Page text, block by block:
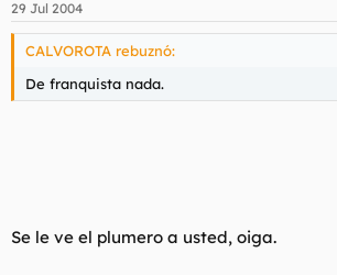
29 Jul 2004
CALVOROTA rebuznó:
De franquista nada.
Se le ve el plumero a usted, oiga.